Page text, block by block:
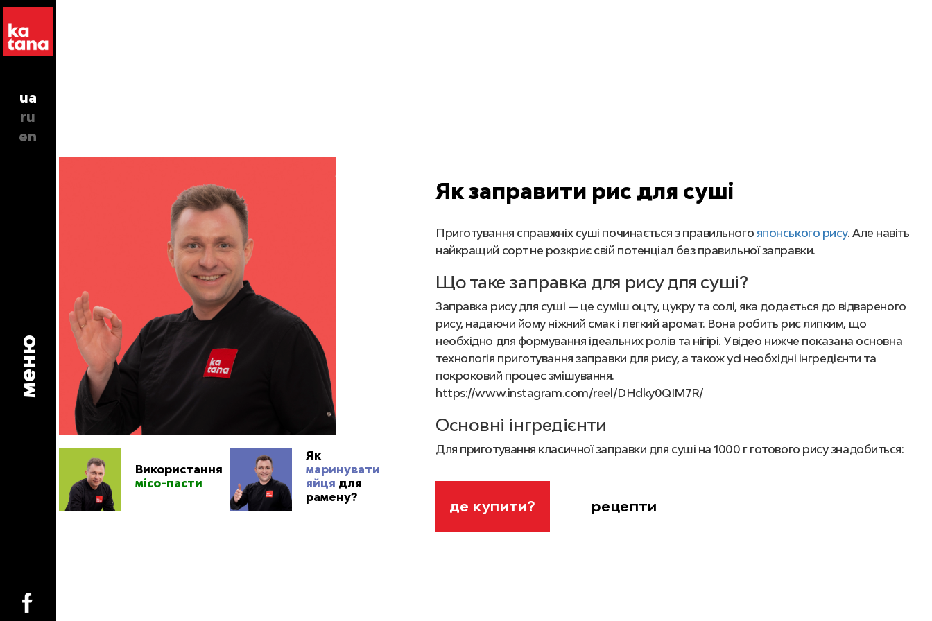
ua
ru
en
меню
Використання
місо-пасти
Як
маринувати
яйця для
рамену?
Як заправити рис для суші
Приготування справжніх суші починається з правильного японського рису. Але навіть
найкращий сорт не розкриє свій потенціал без правильної заправки.
Що таке заправка для рису для суші?
Заправка рису для суші — це суміш оцту, цукру та солі, яка додається до відвареного
рису, надаючи йому ніжний смак і легкий аромат. Вона робить рис липким, що
необхідно для формування ідеальних ролів та нігірі. У відео нижче показана основна
технологія приготування заправки для рису, а також усі необхідні інгредієнти та
покроковий процес змішування.
https://www.instagram.com/reel/DHdky0QIM7R/
Основні інгредієнти
Для приготування класичної заправки для суші на 1000 г готового рису знадобиться:
7 г солі
Щоб отримати ідеальний смак суші, обирайте
де купити? рецепти